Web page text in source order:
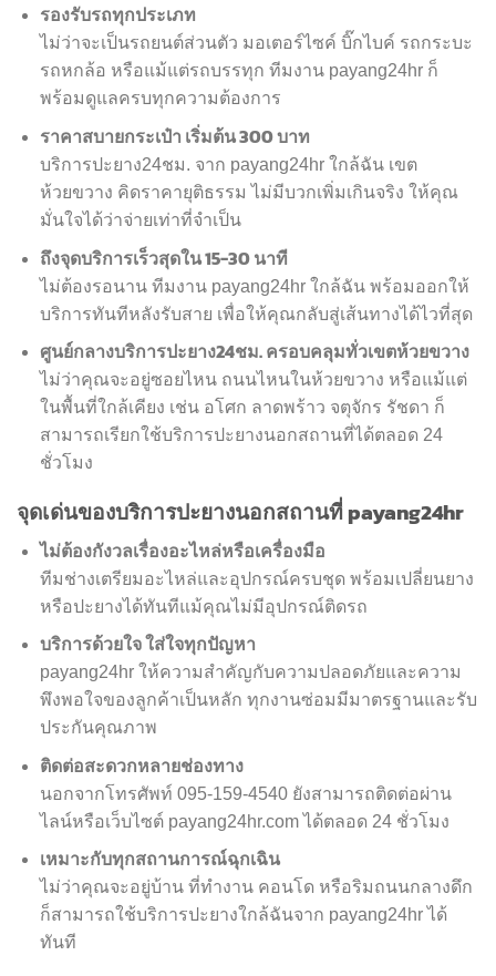
รองรับรถทุกประเภท
ไม่ว่าจะเป็นรถยนต์ส่วนตัว มอเตอร์ไซค์ บิ๊กไบค์ รถกระบะ
รถหกล้อ หรือแม้แต่รถบรรทุก ทีมงาน payang24hr ก็
พร้อมดูแลครบทุกความต้องการ
ราคาสบายกระเป๋า เริ่มต้น 300 บาท
บริการปะยาง24ชม. จาก payang24hr ใกล้ฉัน เขต
ห้วยขวาง คิดราคายุติธรรม ไม่มีบวกเพิ่มเกินจริง ให้คุณ
มั่นใจได้ว่าจ่ายเท่าที่จำเป็น
ถึงจุดบริการเร็วสุดใน 15-30 นาที
ไม่ต้องรอนาน ทีมงาน payang24hr ใกล้ฉัน พร้อมออกให้
บริการทันทีหลังรับสาย เพื่อให้คุณกลับสู่เส้นทางได้ไวที่สุด
ศูนย์กลางบริการปะยาง24ชม. ครอบคลุมทั่วเขตห้วยขวาง
ไม่ว่าคุณจะอยู่ซอยไหน ถนนไหนในห้วยขวาง หรือแม้แต่
ในพื้นที่ใกล้เคียง เช่น อโศก ลาดพร้าว จตุจักร รัชดา ก็
สามารถเรียกใช้บริการปะยางนอกสถานที่ได้ตลอด 24
ชั่วโมง
จุดเด่นของบริการปะยางนอกสถานที่ payang24hr
ไม่ต้องกังวลเรื่องอะไหล่หรือเครื่องมือ
ทีมช่างเตรียมอะไหล่และอุปกรณ์ครบชุด พร้อมเปลี่ยนยาง
หรือปะยางได้ทันทีแม้คุณไม่มีอุปกรณ์ติดรถ
บริการด้วยใจ ใส่ใจทุกปัญหา
payang24hr ให้ความสำคัญกับความปลอดภัยและความ
พึงพอใจของลูกค้าเป็นหลัก ทุกงานซ่อมมีมาตรฐานและรับ
ประกันคุณภาพ
ติดต่อสะดวกหลายช่องทาง
นอกจากโทรศัพท์ 095-159-4540 ยังสามารถติดต่อผ่าน
ไลน์หรือเว็บไซต์ payang24hr.com ได้ตลอด 24 ชั่วโมง
เหมาะกับทุกสถานการณ์ฉุกเฉิน
ไม่ว่าคุณจะอยู่บ้าน ที่ทำงาน คอนโด หรือริมถนนกลางดึก
ก็สามารถใช้บริการปะยางใกล้ฉันจาก payang24hr ได้
ทันที